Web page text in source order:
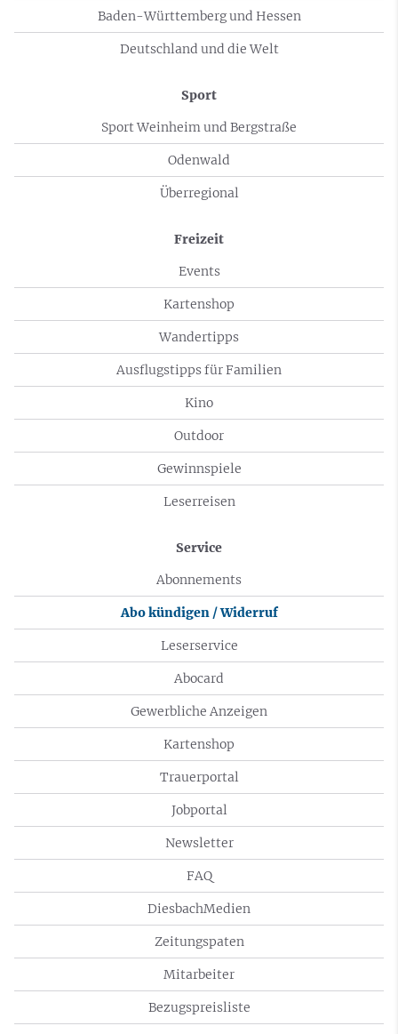
Baden-Württemberg und Hessen
Deutschland und die Welt
Sport
Sport Weinheim und Bergstraße
Odenwald
Überregional
Freizeit
Events
Kartenshop
Wandertipps
Ausflugstipps für Familien
Kino
Outdoor
Gewinnspiele
Leserreisen
Service
Abonnements
Abo kündigen / Widerruf
Leserservice
Abocard
Gewerbliche Anzeigen
Kartenshop
Trauerportal
Jobportal
Newsletter
FAQ
DiesbachMedien
Zeitungspaten
Mitarbeiter
Bezugspreisliste